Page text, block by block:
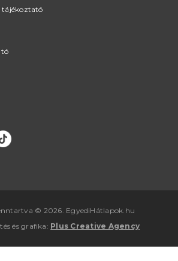
tájékoztató
© 2026. EgyediHátlapok.hu
ésgrafika : Plus Creative Agency